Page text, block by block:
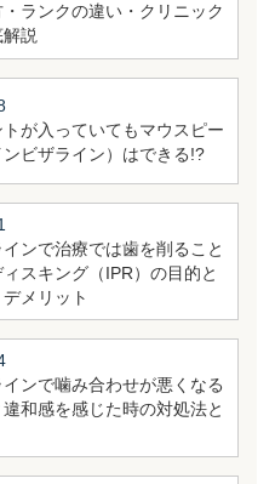
ランクの違い・クリニック
説
が入っていてもマウスピー
ンビザライン）はできる!?
ンで治療では歯を削ること
スキング（IPR）の目的と
メリット
ンで噛み合わせが悪くなる
和感を感じた時の対処法と